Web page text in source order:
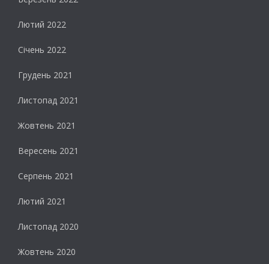
Лютий 2022
Січень 2022
Грудень 2021
Листопад 2021
Жовтень 2021
Вересень 2021
Серпень 2021
Лютий 2021
Листопад 2020
Жовтень 2020